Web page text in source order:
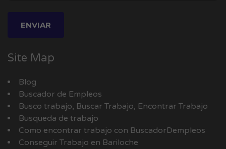
Site Map
Blog
Buscador de Empleos
Busco trabajo, Buscar Trabajo, Encontrar Trabajo
Busqueda de trabajo
Como encontrar trabajo con BuscadorDempleos
Conseguir Trabajo en Bariloche